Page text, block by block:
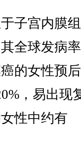
子宫内膜
全球发病
的女性预
，易出现
性中约有